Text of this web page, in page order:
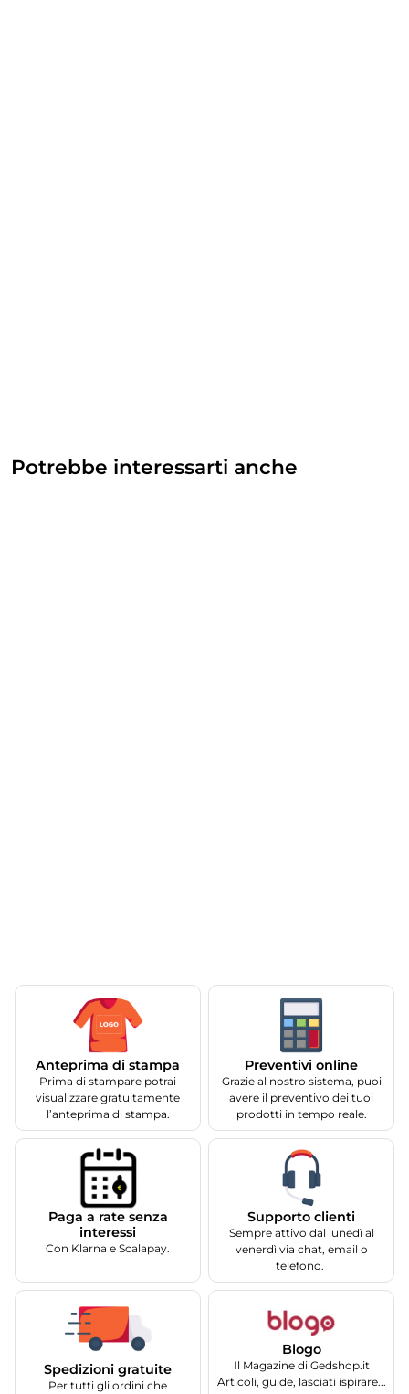
Potrebbe interessarti anche
Anteprima di stampa
Prima di stampare potrai
visualizzare gratuitamente
l’anteprima di stampa.
Preventivi online
Grazie al nostro sistema, puoi
avere il preventivo dei tuoi
prodotti in tempo reale.
Paga a rate senza
interessi
Con Klarna e Scalapay.
Supporto clienti
Sempre attivo dal lunedì al
venerdì via chat, email o
telefono.
Spedizioni gratuite
Per tutti gli ordini che
Blogo
Il Magazine di Gedshop.it
Articoli, guide, lasciati ispirare...